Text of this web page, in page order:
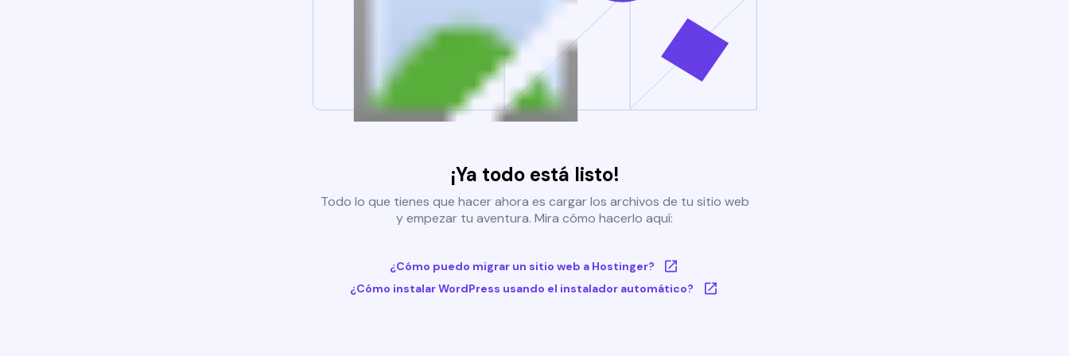
¡Ya todo está listo!
Todo lo que tienes que hacer ahora es cargar los archivos de tu sitio web
y empezar tu aventura. Mira cómo hacerlo aquí:
¿Cómo puedo migrar un sitio web a Hostinger?
¿Cómo instalar WordPress usando el instalador automático?